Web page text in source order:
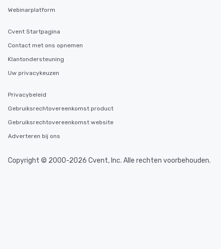
Webinarplatform
Cvent Startpagina
Contact met ons opnemen
Klantondersteuning
Uw privacykeuzen
Privacybeleid
Gebruiksrechtovereenkomst product
Gebruiksrechtovereenkomst website
Adverteren bij ons
Copyright © 2000-2026 Cvent, Inc. Alle rechten voorbehouden.